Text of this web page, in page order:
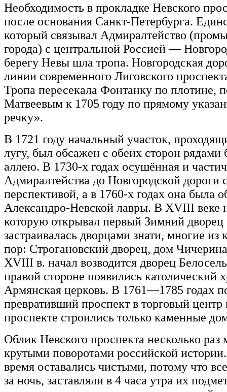
Необходимость в прокладке Невского
после основания Санкт-Петербурга.
который связывал Адмиралтейство
города) с центральной Россией —
берегу Невы шла тропа. Новгородская
линии современного Лиговского
Тропа пересекала Фонтанку по плотине,
Матвеевым к 1705 году по прямому
речку».
В 1721 году начальный участок,
лугу, был обсажен с обеих сторон рядами
аллею. В 1730-х годах осушённая и
Адмиралтейства до Новгородской дороги
перспективой, а в 1760-х годах она была
Александро-Невской лавры. В XVIII веке
которую открывал первый Зимний
застраивалась дворцами знати, многие
пор: Строгановский дворец, дом
XVIII в. начал возводится дворец
правой стороне появились католический
Армянская церковь. В 1761—1785 годах
превративший проспект в торговый центр
проспекте строились только каменные
Облик Невского проспекта несколько раз
крутыми поворотами российской
время оставались чистыми, потому что
за ночь, заставляли в 4 часа утра их